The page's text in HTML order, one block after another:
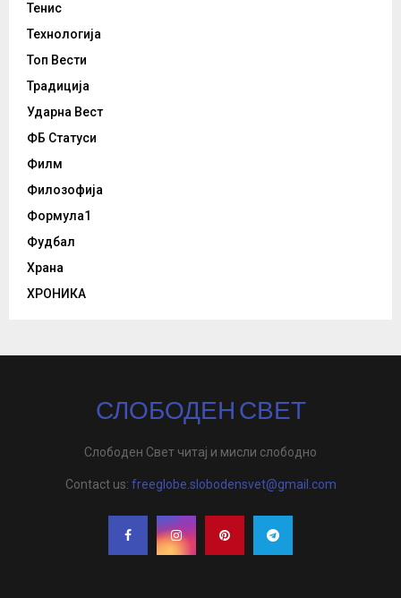
Тенис
Технологија
Топ Вести
Традиција
Ударна Вест
ФБ Статуси
Филм
Филозофија
Формула1
Фудбал
Храна
ХРОНИКА
СЛОБОДЕН СВЕТ
Слободен Свет читај и мисли слободно
Contact us: freeglobe.slobodensvet@gmail.com